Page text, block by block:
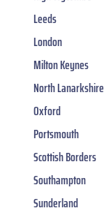
Leeds
London
Milton Keynes
North Lanarkshire
Oxford
Portsmouth
Scottish Borders
Southampton
Sunderland